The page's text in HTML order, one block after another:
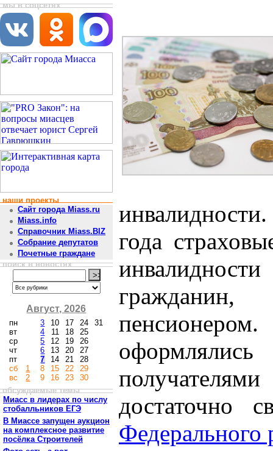
мы в соцсетях
наши проекты
Сайт города Miass.ru
Miass.info
Справочник Miass.BIZ
Собрание депутатов
Почетные граждане
поиск в новостях
Август, 2026
пн
вт
ср
чт
пт
сб
вс
1
2
3
4
5
6
7
8
9
10
11
12
13
14
15
16
17
18
19
20
21
22
23
24
25
26
27
28
29
30
31
обсуждаемые темы
Миасс в лидерах по числу
стобалльников ЕГЭ
В Миассе запущен аукцион
на комплексное развитие
посёлка Строителей
года
достаточно
Федерального